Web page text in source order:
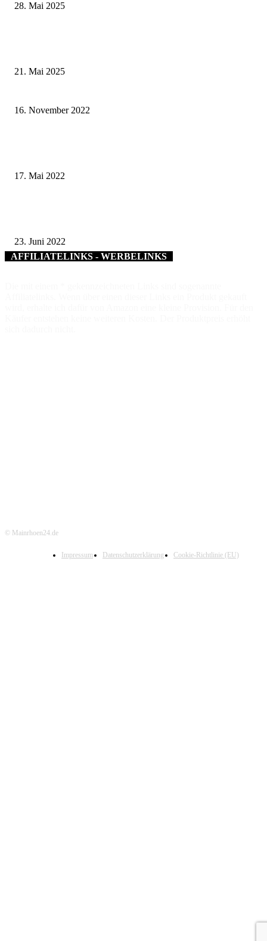
28. Mai 2025
21. Mai 2025
16. November 2022
17. Mai 2022
23. Juni 2022
AFFILIATELINKS - WERBELINKS
© Mainrhoen24.de
Impressum Datenschutzerklärung Cookie-Richtlinie (EU)